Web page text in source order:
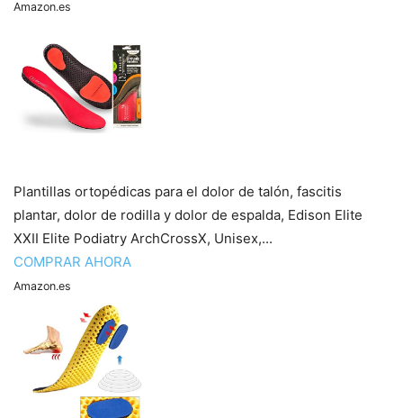
Amazon.es
Plantillas ortopédicas para el dolor de talón, fascitis
plantar, dolor de rodilla y dolor de espalda, Edison Elite
XXII Elite Podiatry ArchCrossX, Unisex,...
COMPRAR AHORA
Amazon.es